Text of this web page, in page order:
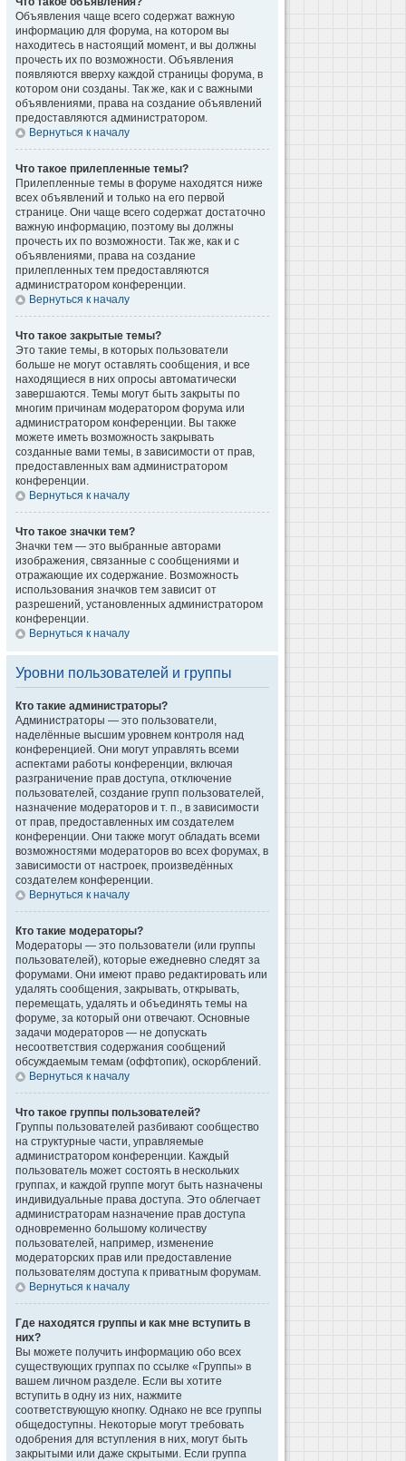
Объявления чаще всего содержат важную
информацию для форума, на котором вы
находитесь в настоящий момент, и вы должны
прочесть их по возможности. Объявления
появляются вверху каждой страницы форума, в
котором они созданы. Так же, как и с важными
объявлениями, права на создание объявлений
предоставляются администратором.
Вернуться к началу
Что такое прилепленные темы?
Прилепленные темы в форуме находятся ниже
всех объявлений и только на его первой
странице. Они чаще всего содержат достаточно
важную информацию, поэтому вы должны
прочесть их по возможности. Так же, как и с
объявлениями, права на создание
прилепленных тем предоставляются
администратором конференции.
Вернуться к началу
Что такое закрытые темы?
Это такие темы, в которых пользователи
больше не могут оставлять сообщения, и все
находящиеся в них опросы автоматически
завершаются. Темы могут быть закрыты по
многим причинам модератором форума или
администратором конференции. Вы также
можете иметь возможность закрывать
созданные вами темы, в зависимости от прав,
предоставленных вам администратором
конференции.
Вернуться к началу
Что такое значки тем?
Значки тем — это выбранные авторами
изображения, связанные с сообщениями и
отражающие их содержание. Возможность
использования значков тем зависит от
разрешений, установленных администратором
конференции.
Вернуться к началу
Уровни пользователей и группы
Кто такие администраторы?
Администраторы — это пользователи,
наделённые высшим уровнем контроля над
конференцией. Они могут управлять всеми
аспектами работы конференции, включая
разграничение прав доступа, отключение
пользователей, создание групп пользователей,
назначение модераторов и т. п., в зависимости
от прав, предоставленных им создателем
конференции. Они также могут обладать всеми
возможностями модераторов во всех форумах, в
зависимости от настроек, произведённых
создателем конференции.
Вернуться к началу
Кто такие модераторы?
Модераторы — это пользователи (или группы
пользователей), которые ежедневно следят за
форумами. Они имеют право редактировать или
удалять сообщения, закрывать, открывать,
перемещать, удалять и объединять темы на
форуме, за который они отвечают. Основные
задачи модераторов — не допускать
несоответствия содержания сообщений
обсуждаемым темам (оффтопик), оскорблений.
Вернуться к началу
Что такое группы пользователей?
Группы пользователей разбивают сообщество
на структурные части, управляемые
администратором конференции. Каждый
пользователь может состоять в нескольких
группах, и каждой группе могут быть назначены
индивидуальные права доступа. Это облегчает
администраторам назначение прав доступа
одновременно большому количеству
пользователей, например, изменение
модераторских прав или предоставление
пользователям доступа к приватным форумам.
Вернуться к началу
Где находятся группы и как мне вступить в
них?
Вы можете получить информацию обо всех
существующих группах по ссылке «Группы» в
вашем личном разделе. Если вы хотите
вступить в одну из них, нажмите
соответствующую кнопку. Однако не все группы
общедоступны. Некоторые могут требовать
одобрения для вступления в них, могут быть
закрытыми или даже скрытыми. Если группа